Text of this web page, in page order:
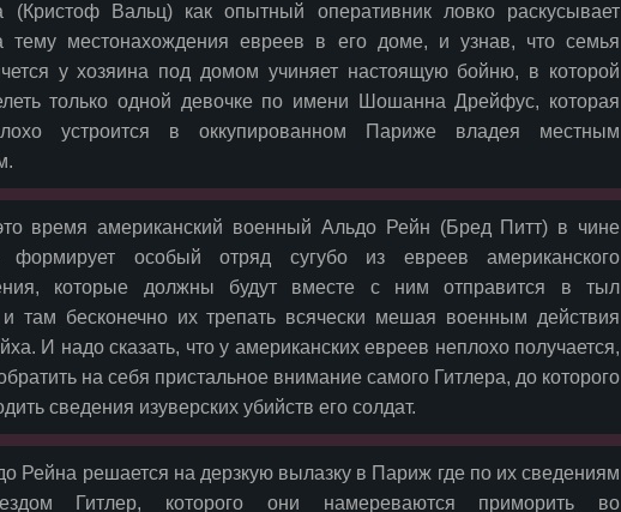
(Кристоф Вальц) как опытный оперативник ловко раскусывает
тему местонахождения евреев в его доме, и узнав, что семья
у хозяина под домом учиняет настоящую бойню, в которой
только одной девочке по имени Шошанна Дрейфус, которая
устроится в оккупированном Париже владея местным
время американский военный Альдо Рейн (Бред Питт) в чине
формирует особый отряд сугубо из евреев американского
которые должны будут вместе с ним отправится в тыл
там бесконечно их трепать всячески мешая военным действия
И надо сказать, что у американских евреев неплохо получается,
на себя пристальное внимание самого Гитлера, до которого
сведения изуверских убийств его солдат.
Рейна решается на дерзкую вылазку в Париж где по их сведениям
Гитлер, которого они намереваются приморить во